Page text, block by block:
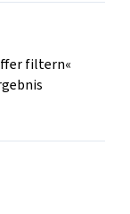
filtern«